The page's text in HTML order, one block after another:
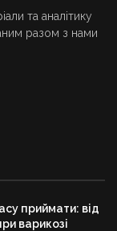
та аналітику
разом з нами
приймати: від
варикозі